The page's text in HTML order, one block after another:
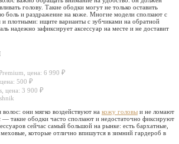
голову. Такие ободки могут не только оставить
боль и раздражение на коже. Многие модели сползают с
и плотными: ищите варианты с зубчиками на обратной
надежно зафиксирует аксессуар на месте и не доставит
Premium, цена: 6 990 ₽
500 ₽
цена: 3 900 ₽
они мягко воздействуют на кожу головы и не ломают
такие ободки часто сползают и недостаточно фиксируют
сейчас самый большой на рынке: есть бархатные,
которые отлично впишутся в зимний гардероб в